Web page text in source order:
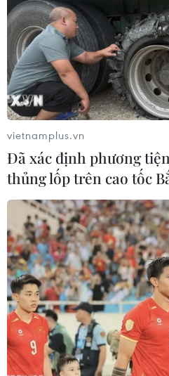
Tổng thống Hàn Quốc
09/12/2016 14:11
Nhà Trắng tái xác nhận rằng
đồng minh vững chắc của
Quốc trước đó cùng ngày đã
Tổng thống Park Geun-hye.
vietnamplus.vn
Đã xác định phương
thủng lốp trên cao tốc